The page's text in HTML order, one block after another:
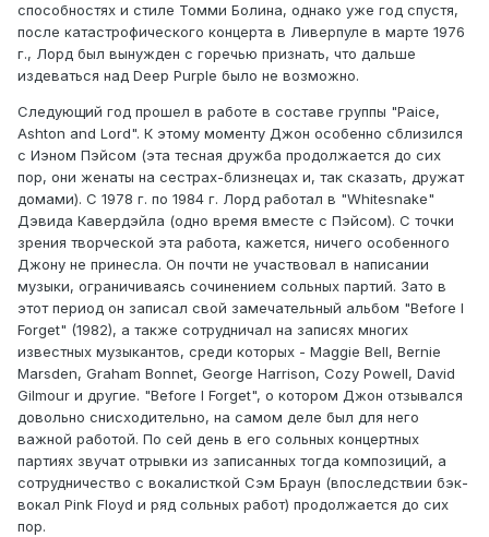
способностях и стиле Томми Болина, однако уже год спустя,
после катастрофического концерта в Ливерпуле в марте 1976
г., Лорд был вынужден с горечью признать, что дальше
издеваться над Deep Purple было не возможно.
Следующий год прошел в работе в составе группы "Paice,
Ashton and Lord". К этому моменту Джон особенно сблизился
с Иэном Пэйсом (эта тесная дружба продолжается до сих
пор, они женаты на сестрах-близнецах и, так сказать, дружат
домами). С 1978 г. по 1984 г. Лорд работал в "Whitesnake"
Дэвида Кавердэйла (одно время вместе с Пэйсом). С точки
зрения творческой эта работа, кажется, ничего особенного
Джону не принесла. Он почти не участвовал в написании
музыки, ограничиваясь сочинением сольных партий. Зато в
этот период он записал свой замечательный альбом "Before I
Forget" (1982), а также сотрудничал на записях многих
известных музыкантов, среди которых - Maggie Bell, Bernie
Marsden, Graham Bonnet, George Harrison, Cozy Powell, David
Gilmour и другие. "Before I Forget", о котором Джон отзывался
довольно снисходительно, на самом деле был для него
важной работой. По сей день в его сольных концертных
партиях звучат отрывки из записанных тогда композиций, а
сотрудничество с вокалисткой Сэм Браун (впоследствии бэк-
вокал Pink Floyd и ряд сольных работ) продолжается до сих
пор.